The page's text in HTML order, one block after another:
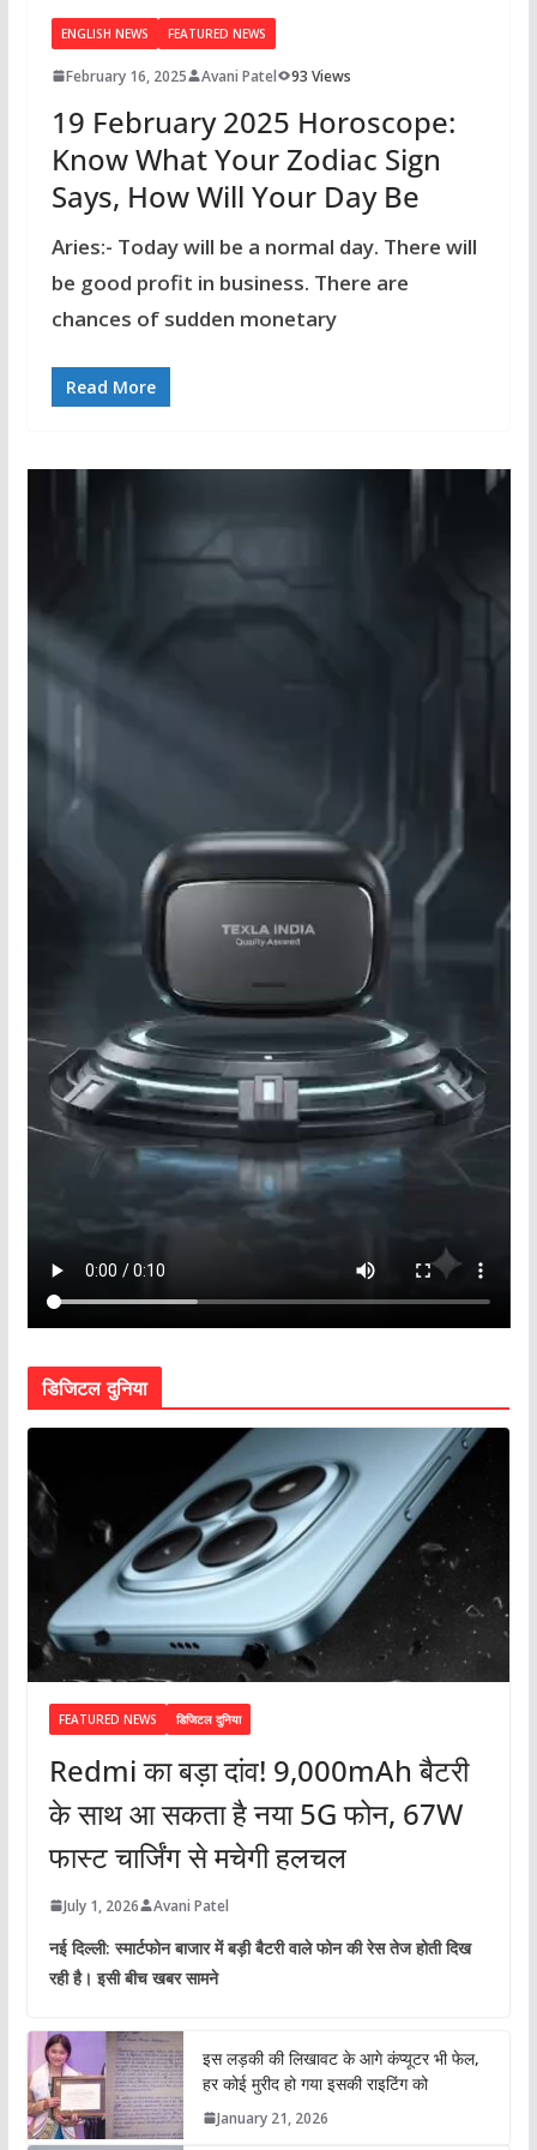
ENGLISH NEWS FEATURED NEWS
February 16, 2025 Avani Patel 93 Views
19 February 2025 Horoscope:
Know What Your Zodiac Sign
Says, How Will Your Day Be
Aries:- Today will be a normal day. There will
be good profit in business. There are
chances of sudden monetary
Read More
डिजिटल दुनिया
FEATURED NEWS डिजिटल दुनिया
Redmi का बड़ा दांव! 9,000mAh बैटरी
के साथ आ सकता है नया 5G फोन, 67W
फास्ट चार्जिंग से मचेगी हलचल
July 1, 2026 Avani Patel
नई दिल्ली: स्मार्टफोन बाजार में बड़ी बैटरी वाले फोन की रेस तेज होती दिख
रही है। इसी बीच खबर सामने
इस लड़की की लिखावट के आगे कंप्यूटर भी फेल,
हर कोई मुरीद हो गया इसकी राइटिंग को
January 21, 2026